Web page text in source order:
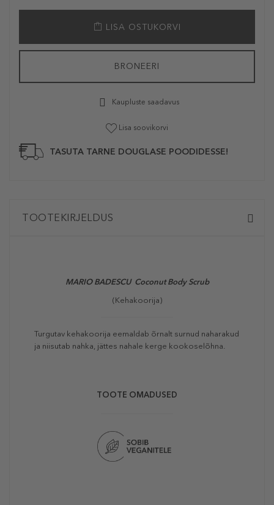
LISA OSTUKORVI
BRONEERI
Kaupluste saadavus
Lisa soovikorvi
TASUTA TARNE DOUGLASE POODIDESSE!
TOOTEKIRJELDUS
MARIO BADESCU Coconut Body Scrub
(Kehakoorija)
Turgutav kehakoorija eemaldab õrnalt surnud naharakud
ja niisutab nahka, jättes nahale kerge kookoselõhna.
TOOTE OMADUSED